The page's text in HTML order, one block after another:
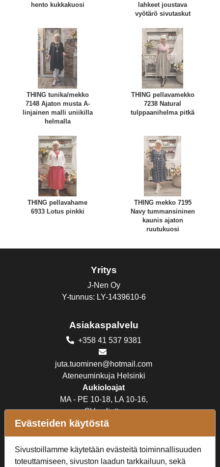
hento kukkakuosi
lahkeet joustava
vyötärö sivutaskut
THING tunika/mekko
7148 Ajaton musta A-
linjainen malli uniikilla
helmalla
THING pellavamekko
7238 Natural
tulppaanihelma pitkä
THING pellavahame
6933 Lotus pinkki
THING mekko 7195
Navy tummansininen
kaunis ajaton
ruutukuosi
Yritys
J-Nen Oy
Y-tunnus: LY-1439610-6
Asiakaspalvelu
+358 41 537 9381
juta.tuominen@hotmail.com
Ateneuminkuja Helsinki
Aukioloajat
MA - PE 10-18, LA 10-16,
SU suljettu
Verkkokauppa
Tilaus- ja toimitusehdot
Evästeiden käytöstä
Sivustoillamme käytetään evästeitä toiminnallisuuden
toteuttamiseen, sivuston laadun tarkkailuun, sekä